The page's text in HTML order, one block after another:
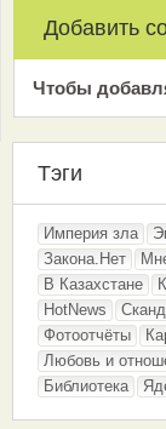
Добавить
Чтобы
Тэги
Империя зла
Закона.Нет
В Казахстане
HotNews
Фотоотчёты
Любовь и
Библиотека